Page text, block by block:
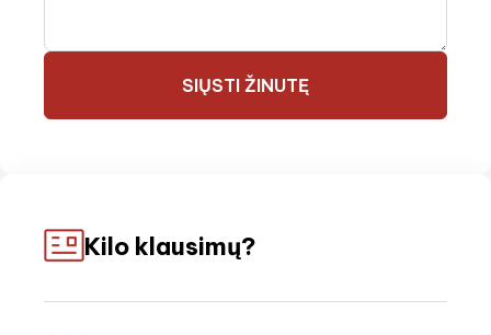
SIŲSTI ŽINUTĘ
Kilo klausimų?